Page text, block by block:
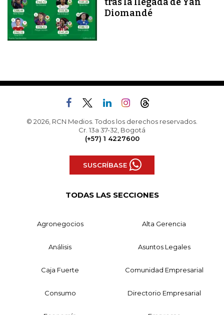
Diomandé
© 2026, RCN Medios. Todos los derechos reservados.
Cr. 13a 37-32, Bogotá
(+57) 1 4227600
SUSCRÍBASE
TODAS LAS SECCIONES
Agronegocios Alta Gerencia
Análisis Asuntos Legales
Caja Fuerte Comunidad Empresarial
Consumo Directorio Empresarial